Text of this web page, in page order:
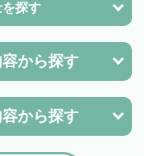
探す
から探す
から探す